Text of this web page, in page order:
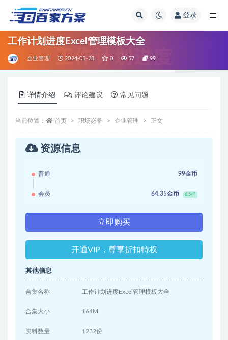
登录
工作计划进度Excel管理模板大全
企业管理 2024-05-28 0 57 99
详情介绍 评论建议 常见问题
当前位置： 首页 职场必备 企业管理 正文
资源信息
普通 99金币
会员 64.35金币 6.5折
立即购买
开通VIP，尊享折扣特权
其他信息
合集名称 工作计划进度Excel管理模板大全
合集大小 164M
资料数量 1232份